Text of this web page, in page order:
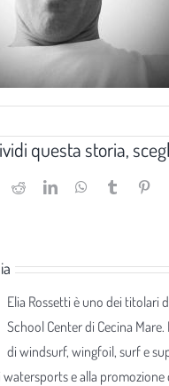
questa storia,
RedditLinkedInWhatsApp
Tumblr
Elia Rossetti è uno dei titolari
School Center di Cecina
di windsurf, wingfoil, surf e
watersports e alla